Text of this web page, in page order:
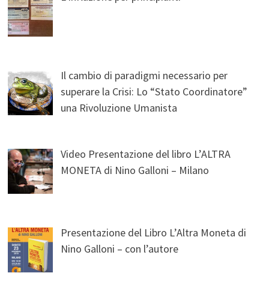
Il cambio di paradigmi necessario per
superare la Crisi: Lo “Stato Coordinatore”
una Rivoluzione Umanista
Video Presentazione del libro L’ALTRA
MONETA di Nino Galloni – Milano
Presentazione del Libro L’Altra Moneta di
Nino Galloni – con l’autore